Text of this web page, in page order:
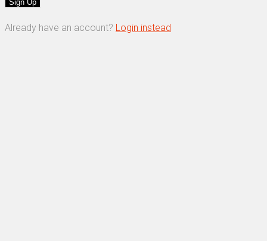
Already have an account? Login instead